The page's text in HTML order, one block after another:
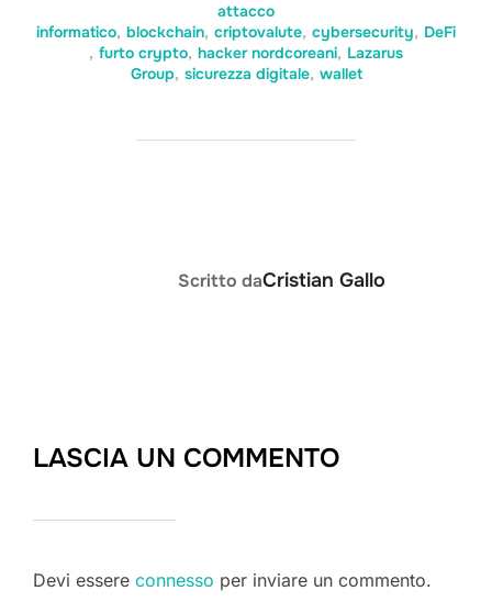
attacco
informatico, blockchain, criptovalute, cybersecurity, DeFi
, furto crypto, hacker nordcoreani, Lazarus
Group, sicurezza digitale, wallet
Scritto daCristian Gallo
LASCIA UN COMMENTO
Devi essere connesso per inviare un commento.